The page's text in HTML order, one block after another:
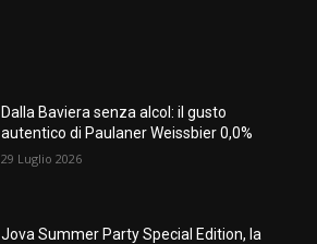
Dalla Baviera senza alcol: il gusto
autentico di Paulaner Weissbier 0,0%
29 Luglio 2026
Jova Summer Party Special Edition, la